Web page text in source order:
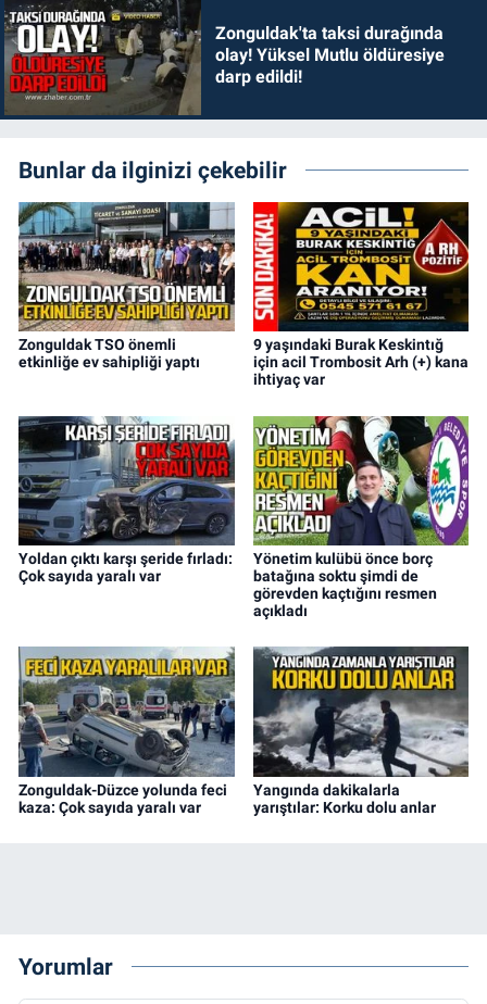
Zonguldak'ta taksi durağında
olay! Yüksel Mutlu öldüresiye
darp edildi!
Bunlar da ilginizi çekebilir
Zonguldak TSO önemli
etkinliğe ev sahipliği yaptı
9 yaşındaki Burak Keskintığ
için acil Trombosit Arh (+) kana
ihtiyaç var
Yoldan çıktı karşı şeride fırladı:
Çok sayıda yaralı var
Yönetim kulübü önce borç
batağına soktu şimdi de
görevden kaçtığını resmen
açıkladı
Zonguldak-Düzce yolunda feci
kaza: Çok sayıda yaralı var
Yangında dakikalarla
yarıştılar: Korku dolu anlar
Yorumlar